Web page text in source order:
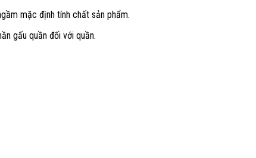
mặc định tính chất sản phẩm.
gấu quần đối với quần.